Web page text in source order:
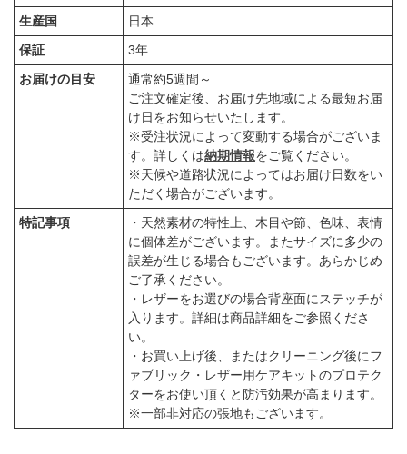
生産国
日本
保証
3年
お届けの目安
通常約5週間～
ご注文確定後、お届け先地域による最短お届
け日をお知らせいたします。
※受注状況によって変動する場合がございま
す。詳しくは納期情報をご覧ください。
※天候や道路状況によってはお届け日数をい
ただく場合がございます。
特記事項
・天然素材の特性上、木目や節、色味、表情
に個体差がございます。またサイズに多少の
誤差が生じる場合もございます。あらかじめ
ご了承ください。
・レザーをお選びの場合背座面にステッチが
入ります。詳細は商品詳細をご参照くださ
い。
・お買い上げ後、またはクリーニング後にフ
ァブリック・レザー用ケアキットのプロテク
ターをお使い頂くと防汚効果が高まります。
※一部非対応の張地もございます。